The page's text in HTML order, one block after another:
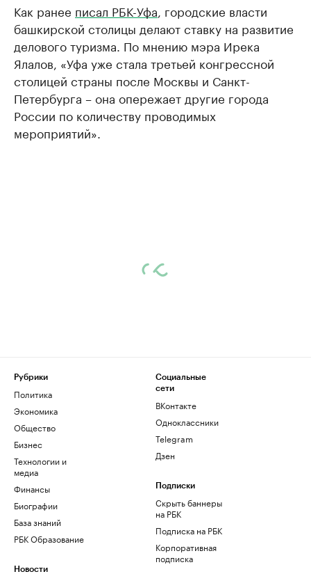
Как ранее писал РБК-Уфа , городские власти
башкирской столицы делают ставку на развитие
делового туризма. По мнению мэра Ирека
Ялалов, «Уфа уже стала третьей конгрессной
столицей страны после Москвы и Санкт-
Петербурга – она опережает другие города
России по количеству проводимых
мероприятий».
Рубрики
Политика
Экономика
Общество
Бизнес
Технологии и
медиа
Финансы
Биографии
База знаний
РБК Образование
Новости
Социальные
сети
ВКонтакте
Одноклассники
Telegram
Дзен
Подписки
Скрыть баннеры
на РБК
Подписка на РБК
Корпоративная
подписка